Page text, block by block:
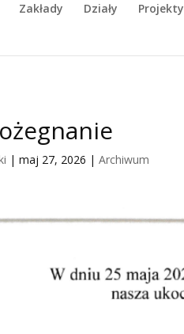
Zakłady Działy Projekty
|maj 27, 2026 |Archiwum